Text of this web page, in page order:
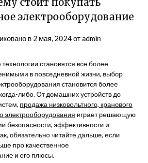
электрооборудование
в 2 мая, 2024отadmin
становятся все более
в повседневной жизни, выбор
становится более
либо. От домашних устройств до
продажа низковольтного, кранового
электрооборудования играет решающую
безопасности, эффективности и
обязательно читайте дальше, если
про качественное
и его плюсы.